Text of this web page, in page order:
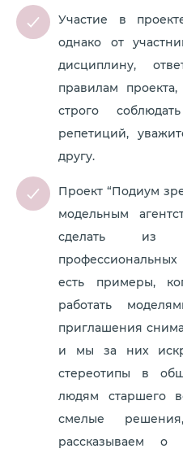
Участие в
однако от
дисциплину,
правилам
строго
репетиций,
другу.
Проект “Подиум
модельным
сделать из
есть примеры,
работать
приглашения
и мы за них
стереотипы в
людям старшего
смелые
рассказываем о